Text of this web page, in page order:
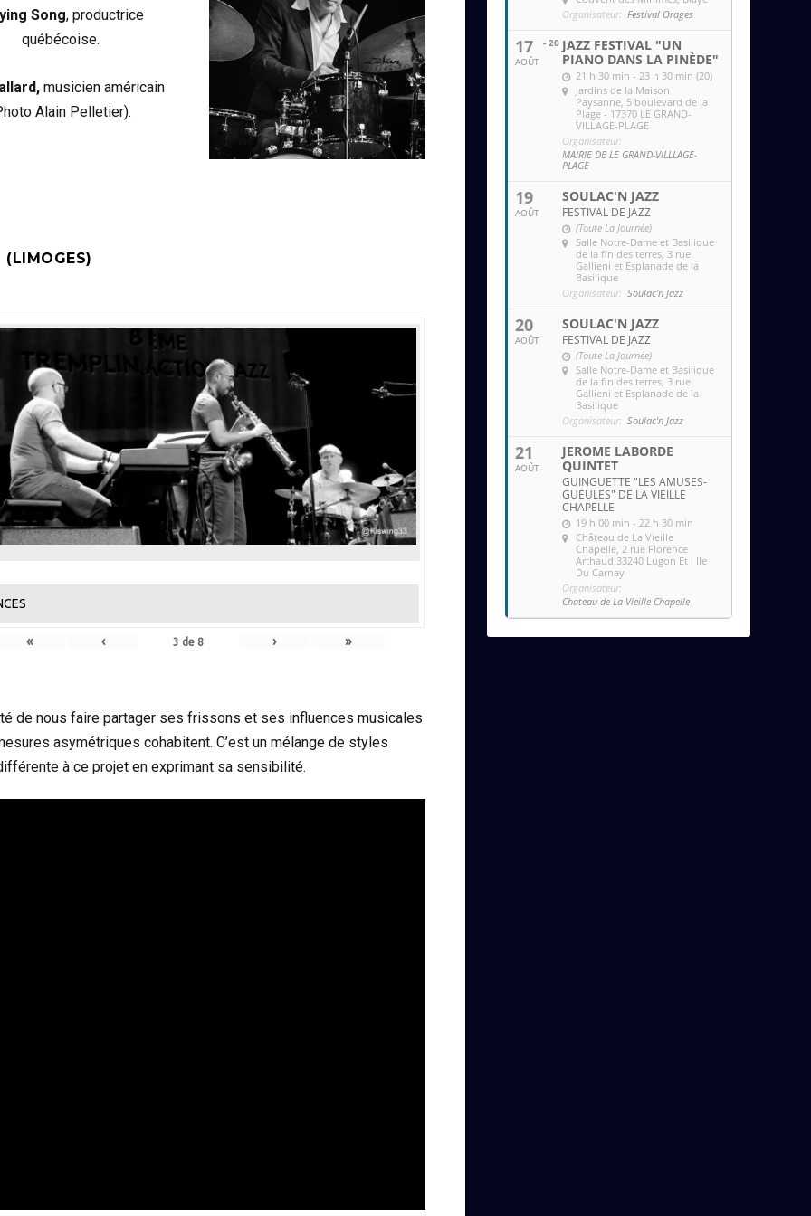
Song, productrice
québécoise.
musicien américain
Alain Pelletier).
(LIMOGES)
« ‹ 3 de 8 › »
de nous faire partager ses frissons et ses influences musicales
asymétriques cohabitent. C’est un mélange de styles
à ce projet en exprimant sa sensibilité.
Organisateur: Festival Orages
17
AOÛT
- 20 JAZZ FESTIVAL "UN
PIANO DANS LA PINÈDE"
21 h 30 min - 23 h 30 min (20)
Jardins de la Maison
Paysanne , 5 boulevard de la
Plage - 17370 LE GRAND-
VILLAGE-PLAGE
Organisateur:
MAIRIE DE LE GRAND-VILLLAGE-
PLAGE
19
AOÛT
SOULAC'N JAZZ
FESTIVAL DE JAZZ
(Toute La Journée)
Salle Notre-Dame et Basilique
de la fin des terres , 3 rue
Gallieni et Esplanade de la
Basilique
Organisateur: Soulac'n Jazz
20
AOÛT
SOULAC'N JAZZ
FESTIVAL DE JAZZ
(Toute La Journée)
Salle Notre-Dame et Basilique
de la fin des terres , 3 rue
Gallieni et Esplanade de la
Basilique
Organisateur: Soulac'n Jazz
21
AOÛT
JEROME LABORDE
QUINTET
GUINGUETTE "LES AMUSES-
GUEULES" DE LA VIEILLE
CHAPELLE
19 h 00 min - 22 h 30 min
Château de La Vieille
Chapelle , 2 rue Florence
Arthaud 33240 Lugon Et l Ile
Du Carnay
Organisateur:
Chateau de La Vieille Chapelle